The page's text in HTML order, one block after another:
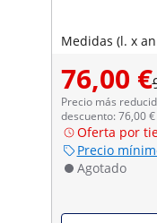
Medidas (l. x
76,00 €
Precio más
descuento: 76,00 €
Oferta por
Precio
Agotado